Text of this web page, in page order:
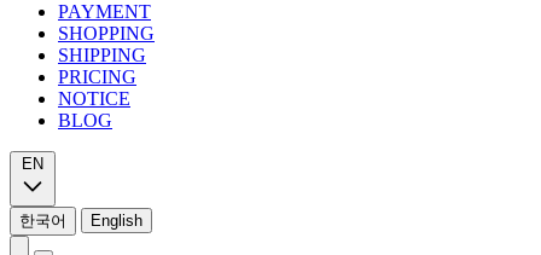
PAYMENT
SHOPPING
SHIPPING
PRICING
NOTICE
BLOG
EN
한국어 English